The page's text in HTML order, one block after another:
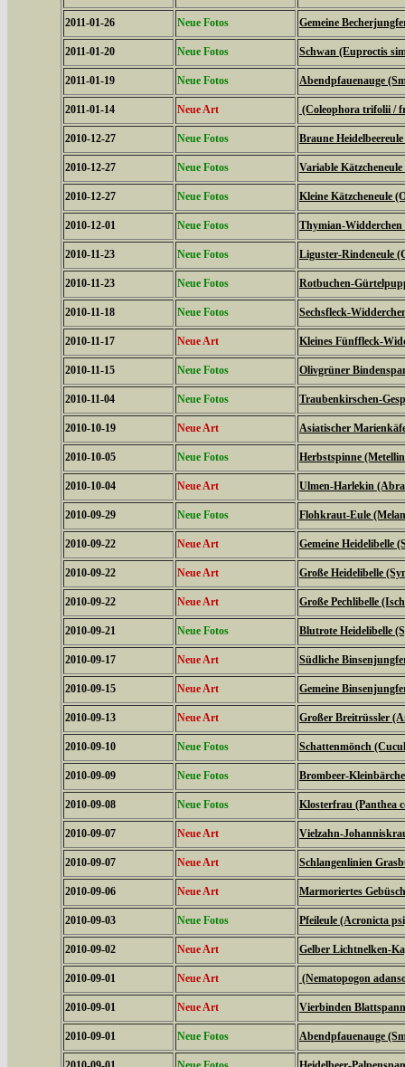
2011-01-26 Neue Fotos Gemeine
2011-01-20 Neue Fotos Schwan (Euproctis
2011-01-19 Neue Fotos Abendpfauenauge
2011-01-14 Neue Art (Coleophora trifolii /
2010-12-27 Neue Fotos Braune
2010-12-27 Neue Fotos Variable
2010-12-27 Neue Fotos Kleine Kätzcheneule
2010-12-01 Neue Fotos Thymian-
2010-11-23 Neue Fotos Liguster-Rindeneule
2010-11-23 Neue Fotos Rotbuchen-
2010-11-18 Neue Fotos Sechsfleck-
2010-11-17 Neue Art Kleines Fünffleck-
2010-11-15 Neue Fotos Olivgrüner
2010-11-04 Neue Fotos Traubenkirschen-
2010-10-19 Neue Art Asiatischer
2010-10-05 Neue Fotos Herbstspinne
2010-10-04 Neue Art Ulmen-Harlekin
2010-09-29 Neue Fotos Flohkraut-Eule
2010-09-22 Neue Art Gemeine Heidelibelle
2010-09-22 Neue Art Große Heidelibelle
2010-09-22 Neue Art Große Pechlibelle
2010-09-21 Neue Fotos Blutrote Heidelibelle
2010-09-17 Neue Art Südliche
2010-09-15 Neue Art Gemeine
2010-09-13 Neue Art Großer Breitrüssler
2010-09-10 Neue Fotos Schattenmönch
2010-09-09 Neue Fotos Brombeer-
2010-09-08 Neue Fotos Klosterfrau (Panthea
2010-09-07 Neue Art Vielzahn-
2010-09-07 Neue Art Schlangenlinien
2010-09-06 Neue Art Marmoriertes
2010-09-03 Neue Fotos Pfeileule (Acronicta
2010-09-02 Neue Art Gelber Lichtnelken-
2010-09-01 Neue Art (Nematopogon
2010-09-01 Neue Art Vierbinden
2010-09-01 Neue Fotos Abendpfauenauge